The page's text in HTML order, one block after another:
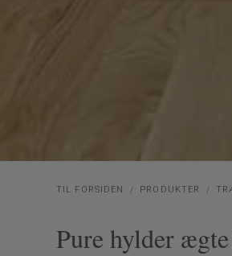
TIL FORSIDEN PRODUKTER
Pure hylder